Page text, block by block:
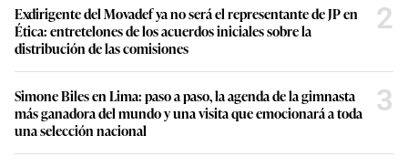
Exdirigente del Movadef ya no será el representante de JP en
Ética: entretelones de los acuerdos iniciales sobre la
distribución de las comisiones
2
Simone Biles en Lima: paso a paso, la agenda de la gimnasta
más ganadora del mundo y una visita que emocionará a toda
una selección nacional
3